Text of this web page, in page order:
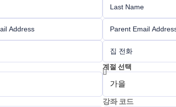
계절 선택
강좌 코드